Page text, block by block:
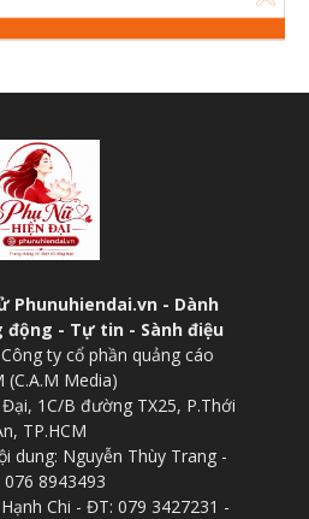
Phunuhiendai.vn - Dành
động - Tự tin - Sành điệu
ty cổ phần quảng cáo
(C.A.M Media)
1C/B đường TX25, P.Thới
TP.HCM
dung: Nguyễn Thùy Trang -
8943493
Chi - ĐT: 079 3427231 -